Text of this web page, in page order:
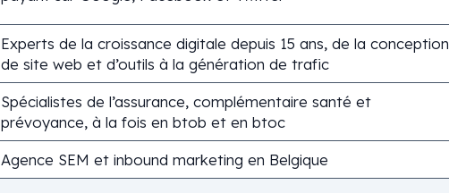
Experts de la croissance digitale depuis 15 ans, de la conception
de site web et d’outils à la génération de trafic
Spécialistes de l’assurance, complémentaire santé et
prévoyance, à la fois en btob et en btoc
Agence SEM et inbound marketing en Belgique